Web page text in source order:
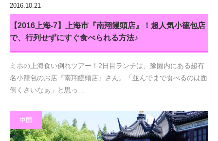
2016.10.21
【2016上海-7】上海市『南翔饅頭店』！超人気小籠包店
で、行列せずにすぐ食べられる方法♪
ミホの上海食い倒れツアー！2日目ランチは、豫園内にある超有
名小籠包のお店『南翔饅頭店』さん。「並んでまで食べるのは面
倒くさいなぁ」と思っ…
中国